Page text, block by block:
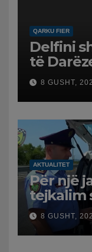
QARKU FIER
Delfini
të
8 GUSHT,
AKTUALITET
Për një
tejkalim
trafikut
funksion
8 GUSHT,